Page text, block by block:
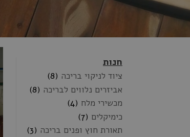
חנות
ציוד לניקוי בריכה (8)
אביזרים נלווים לבריכה (8)
מכשירי מלח (4)
כימיקלים (7)
תאורת חוץ ופנים בריכה (3)